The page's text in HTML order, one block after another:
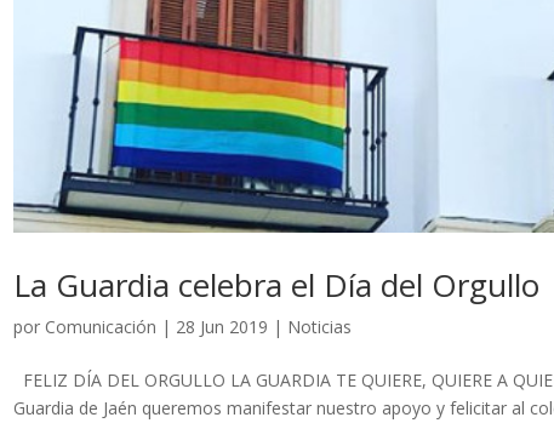
La Guardia celebra el Día del Orgullo
por Comunicación | 28 Jun 2019 | Noticias
FELIZ DÍA DEL ORGULLO ‍️‍LA GUARDIA TE QUIERE, QUIERE A
Guardia de Jaén queremos manifestar nuestro apoyo y felicitar al